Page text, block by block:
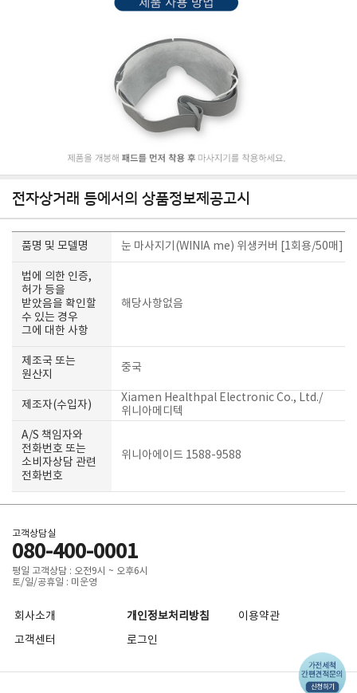
전자상거래 등에서의 상품정보제공고시
품명 및 모델명 눈 마사지기(WINIA me) 위생커버 [1회용/50매]
법에 의한 인증,
허가 등을
받았음을 확인할
수 있는 경우
그에 대한 사항
해당사항없음
제조국 또는
원산지
중국
제조자(수입자)
Xiamen Healthpal Electronic Co., Ltd./
위니아메디텍
A/S 책임자와
전화번호 또는
소비자상담 관련
전화번호
위니아에이드 1588-9588
고객상담실
080-400-0001
평일 고객상담 : 오전9시 ~ 오후6시
토/일/공휴일 : 미운영
회사소개 개인정보처리방침
이용약관
고객센터
로그인